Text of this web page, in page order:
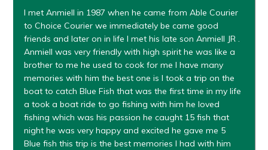
I met Anmiell in 1987 when he came from Able Courier
to Choice Courier we immediately be came good
friends and later on in life I met his late son Anmiell JR .
Anmiell was very friendly with high spirit he was like a
brother to me he used to cook for me I have many
memories with him the best one is I took a trip on the
boat to catch Blue Fish that was the first time in my life
a took a boat ride to go fishing with him he loved
fishing which was his passion he caught 15 fish that
night he was very happy and excited he gave me 5
Blue fish this trip is the best memories I had with him